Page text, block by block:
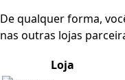
De qualquer forma,
nas outras lojas
Loja